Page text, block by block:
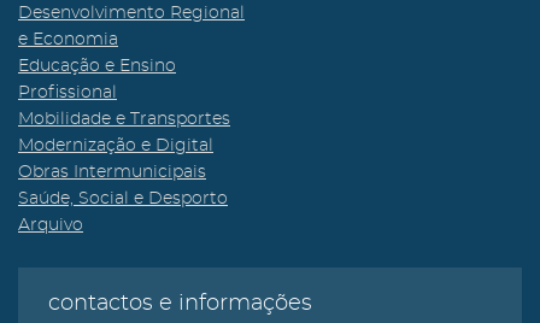
Desenvolvimento Regional
e Economia
Educação e Ensino
Profissional
Mobilidade e Transportes
Modernização e Digital
Obras Intermunicipais
Saúde, Social e Desporto
Arquivo
contactos e informações